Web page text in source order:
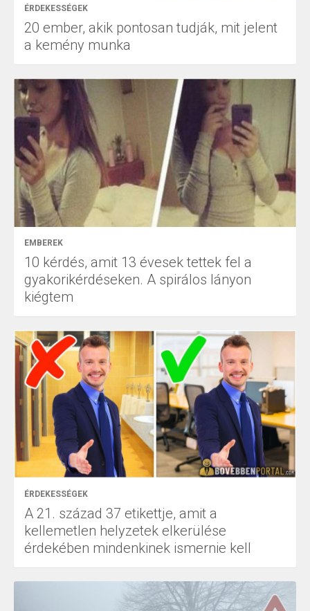
ÉRDEKESSÉGEK
20 ember, akik pontosan tudják, mit jelent
a kemény munka
EMBEREK
10 kérdés, amit 13 évesek tettek fel a
gyakorikérdéseken. A spirálos lányon
kiégtem
ÉRDEKESSÉGEK
A 21. század 37 etikettje, amit a
kellemetlen helyzetek elkerülése
érdekében mindenkinek ismernie kell